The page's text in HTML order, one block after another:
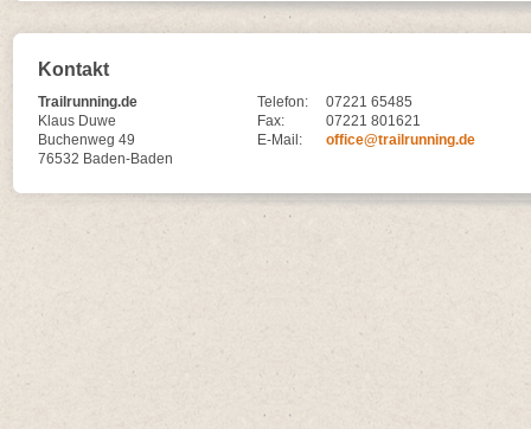
Kontakt
Trailrunning.de
Klaus Duwe
Buchenweg 49
76532 Baden-Baden
Telefon:
07221 65485
Fax:
07221 801621
E-Mail:
office@trailrunning.de